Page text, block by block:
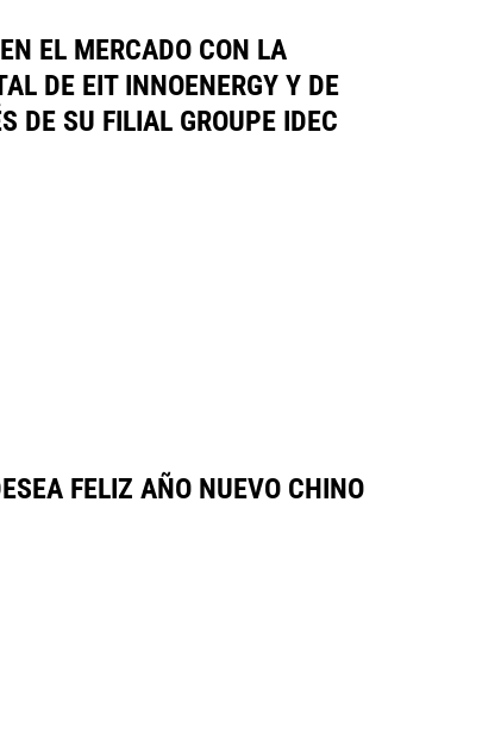
EL MERCADO CON LA
DE EIT INNOENERGY Y DE
DE SU FILIAL GROUPE IDEC
FELIZ AÑO NUEVO CHINO